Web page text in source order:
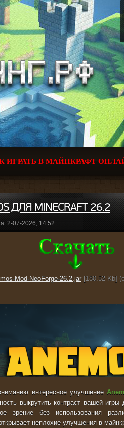
ИГРАТЬ В МАЙНКРАФТ
ДЛЯ MINECRAFT 26.2
2-07-2026, 14:52
Mod-NeoForge-26.2.jar[180.52 Kb]
интересное улучшение
выкрутить контраст вашей
зрение без использования
неплохие улучшения в